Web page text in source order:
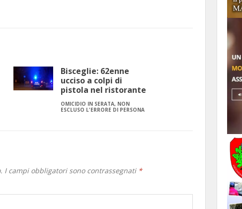
Bisceglie: 62enne
ucciso a colpi di
pistola nel ristorante
OMICIDIO IN SERATA, NON
ESCLUSO L'ERRORE DI PERSONA
I campi obbligatori sono contrassegnati *